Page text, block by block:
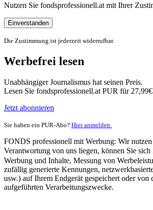
Nutzen Sie fondsprofessionell.at mit Ihrer
Einverstanden
Die Zustimmung ist jederzeit widerrufbar.
Werbefrei lesen
Unabhängiger Journalismus hat seinen Preis.
Lesen Sie fondsprofessionell.at PUR für
Jetzt abonnieren
Sie haben ein PUR-Abo? Hier anmelden.
FONDS professionell mit Werbung: Wir
Verantwortung von uns liegen, können Sie sich
Werbung und Inhalte, Messung von
zufällig generierte Kennungen,
usw.) auf Ihrem Endgerät gespeichert oder
aufgeführten Verarbeitungszwecke.